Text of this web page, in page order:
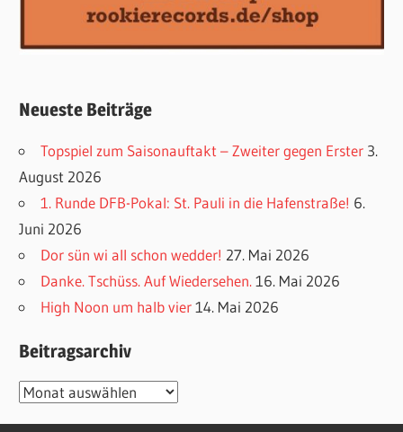
Neueste Beiträge
Topspiel zum Saisonauftakt – Zweiter gegen Erster 3.
August 2026
1. Runde DFB-Pokal: St. Pauli in die Hafenstraße! 6.
Juni 2026
Dor sün wi all schon wedder! 27. Mai 2026
Danke. Tschüss. Auf Wiedersehen. 16. Mai 2026
High Noon um halb vier 14. Mai 2026
Beitragsarchiv
Beitragsarchiv